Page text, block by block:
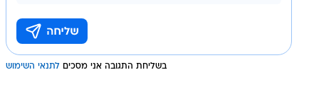
בשליחת התגובה אני מסכים לתנאי השימוש